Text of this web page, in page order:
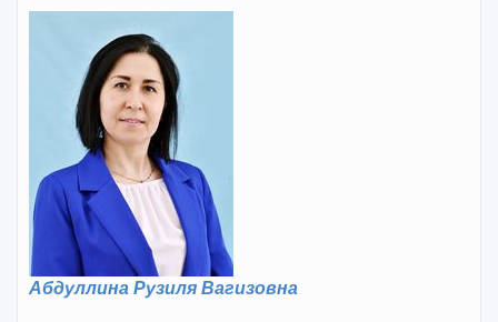
Абдуллина Рузиля Вагизовна